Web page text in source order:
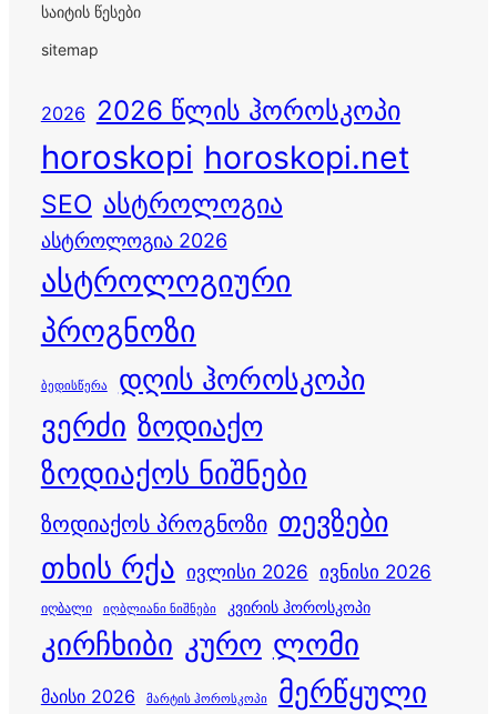
საიტის წესები
sitemap
2026 2026 წლის ჰოროსკოპი
horoskopi horoskopi.net
SEO ასტროლოგია
ასტროლოგია 2026
ასტროლოგიური
პროგნოზი
ბედისწერა დღის ჰოროსკოპი
ვერძი ზოდიაქო
ზოდიაქოს ნიშნები
ზოდიაქოს პროგნოზი თევზები
თხის რქა ივლისი 2026 ივნისი 2026
იღბალი იღბლიანი ნიშნები კვირის ჰოროსკოპი
კირჩხიბი კურო ლომი
მაისი 2026 მარტის ჰოროსკოპი მერწყული